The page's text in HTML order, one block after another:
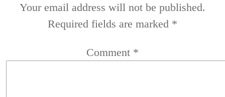
Your email address will not be published.
Required fields are marked *
Comment *